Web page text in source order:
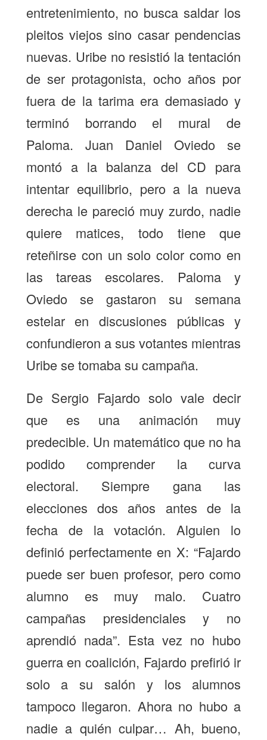
entretenimiento, no busca saldar los
pleitos viejos sino casar pendencias
nuevas. Uribe no resistió la tentación
de ser protagonista, ocho años por
fuera de la tarima era demasiado y
terminó borrando el mural de
Paloma. Juan Daniel Oviedo se
montó a la balanza del CD para
intentar equilibrio, pero a la nueva
derecha le pareció muy zurdo, nadie
quiere matices, todo tiene que
reteñirse con un solo color como en
las tareas escolares. Paloma y
Oviedo se gastaron su semana
estelar en discusiones públicas y
confundieron a sus votantes mientras
Uribe se tomaba su campaña.
De Sergio Fajardo solo vale decir
que es una animación muy
predecible. Un matemático que no ha
podido comprender la curva
electoral. Siempre gana las
elecciones dos años antes de la
fecha de la votación. Alguien lo
definió perfectamente en X: “Fajardo
puede ser buen profesor, pero como
alumno es muy malo. Cuatro
campañas presidenciales y no
aprendió nada”. Esta vez no hubo
guerra en coalición, Fajardo prefirió ir
solo a su salón y los alumnos
tampoco llegaron. Ahora no hubo a
nadie a quién culpar… Ah, bueno,